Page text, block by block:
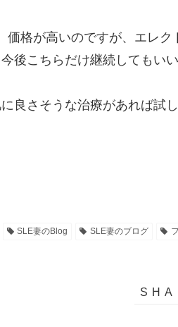
価格が高いのですが、エレ
後こちらだけ継続してもい
良さそうな治療があれば試
SLE妻のBlog SLE妻のブログ